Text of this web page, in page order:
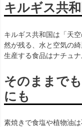
キルギス共
キルギス共和国は「天
然が残る、水と空気の
生産する食品はナチュ
そのままで
にも
素焼きで食塩や植物油